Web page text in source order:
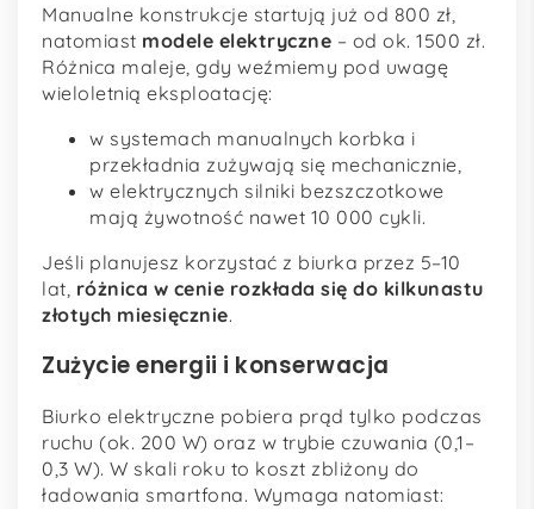
Manualne konstrukcje startują już od 800 zł,
natomiast modele elektryczne – od ok. 1500 zł.
Różnica maleje, gdy weźmiemy pod uwagę
wieloletnią eksploatację:
w systemach manualnych korbka i
przekładnia zużywają się mechanicznie,
w elektrycznych silniki bezszczotkowe
mają żywotność nawet 10 000 cykli.
Jeśli planujesz korzystać z biurka przez 5–10
lat, różnica w cenie rozkłada się do kilkunastu
złotych miesięcznie.
Zużycie energii i konserwacja
Biurko elektryczne pobiera prąd tylko podczas
ruchu (ok. 200 W) oraz w trybie czuwania (0,1–
0,3 W). W skali roku to koszt zbliżony do
ładowania smartfona. Wymaga natomiast: